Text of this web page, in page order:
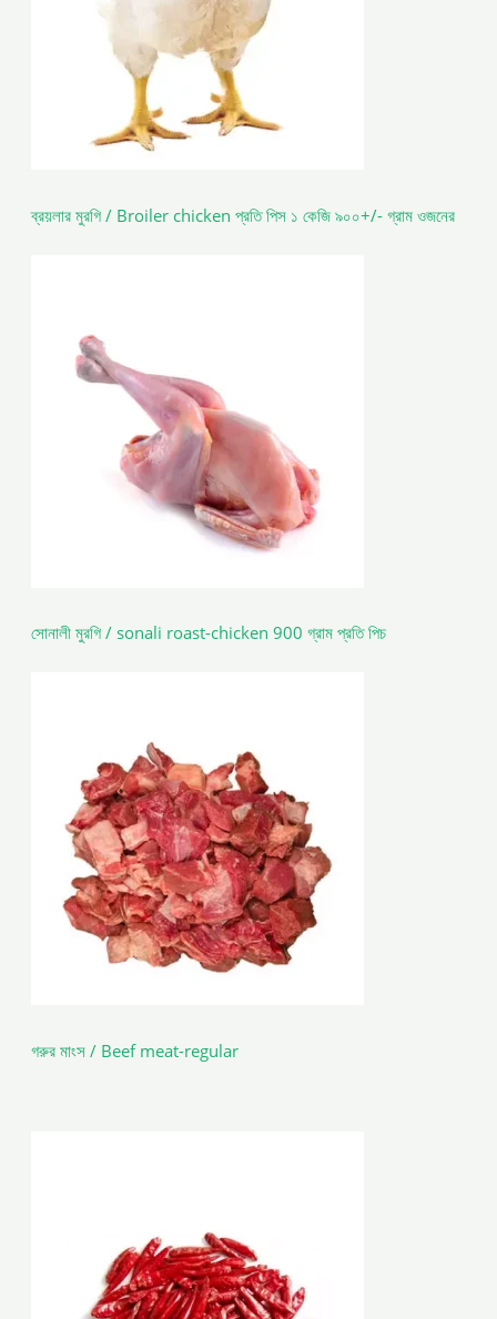
ব্রয়লার মুরগি / Broiler chicken প্রতি পিস ১ কেজি ৯০০+/- গ্রাম ওজনের
সোনালী মুরগি / sonali roast-chicken 900 গ্রাম প্রতি পিচ
গরুর মাংস / Beef meat-regular